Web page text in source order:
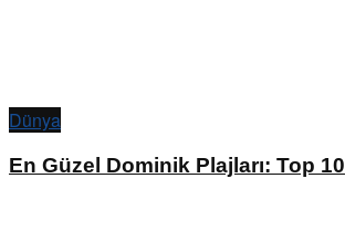
Dünya
En Güzel Dominik Plajları: Top 10